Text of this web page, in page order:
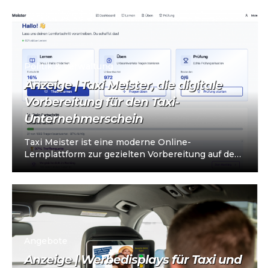
Politik & Verwaltung
Anzeige | Taxi Meister, die digitale
Vorbereitung für den Taxi-
Unternehmerschein
Taxi Meister ist eine moderne Online-
Lernplattform zur gezielten Vorbereitung auf den
Anzeige | Werbedisplays für Taxi und